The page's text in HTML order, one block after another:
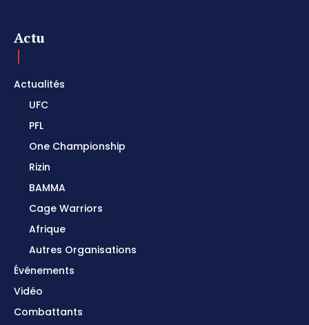
Actu
Actualités
UFC
PFL
One Championship
Rizin
BAMMA
Cage Warriors
Afrique
Autres Organisations
Événements
Vidéo
Combattants